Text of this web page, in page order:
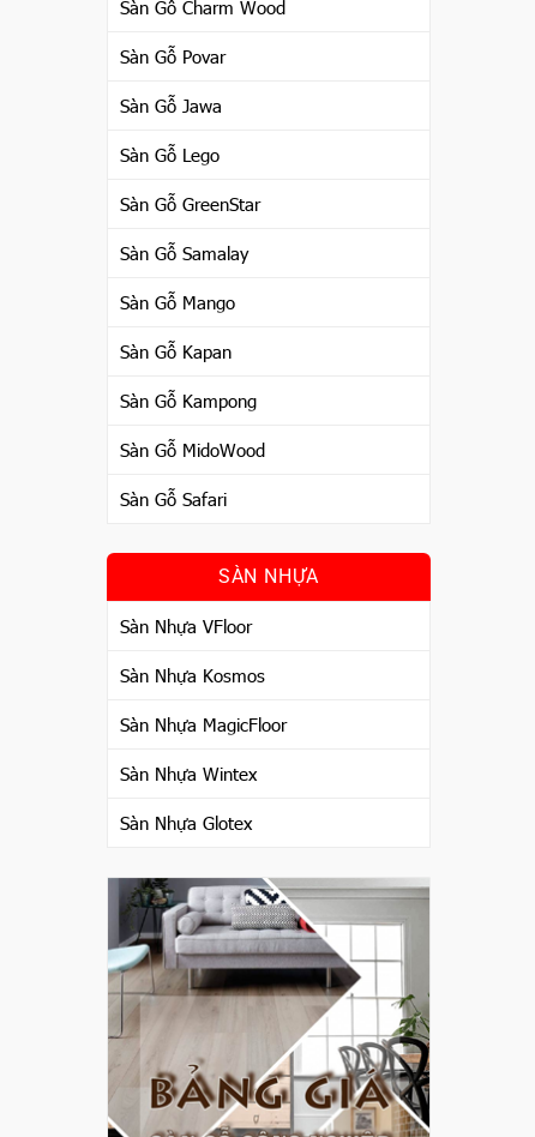
Sàn Gỗ Charm Wood
Sàn Gỗ Povar
Sàn Gỗ Jawa
Sàn Gỗ Lego
Sàn Gỗ GreenStar
Sàn Gỗ Samalay
Sàn Gỗ Mango
Sàn Gỗ Kapan
Sàn Gỗ Kampong
Sàn Gỗ MidoWood
Sàn Gỗ Safari
SÀN NHỰA
Sàn Nhựa VFloor
Sàn Nhựa Kosmos
Sàn Nhựa MagicFloor
Sàn Nhựa Wintex
Sàn Nhựa Glotex